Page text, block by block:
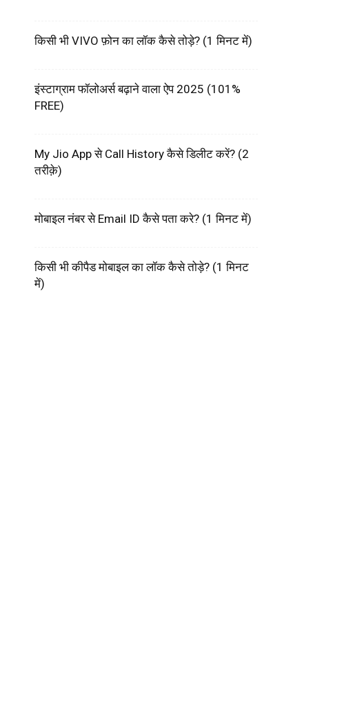
किसी भी VIVO फ़ोन का लॉक कैसे तोड़े? (1 मिनट में)
इंस्टाग्राम फॉलोअर्स बढ़ाने वाला ऐप 2025 (101%
FREE)
My Jio App से Call History कैसे डिलीट करें? (2
तरीक़े)
मोबाइल नंबर से Email ID कैसे पता करे? (1 मिनट में)
किसी भी कीपैड मोबाइल का लॉक कैसे तोड़े? (1 मिनट
में)